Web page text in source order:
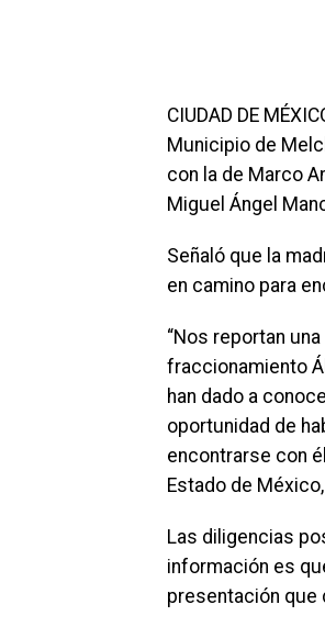
CIUDAD DE
Municipio de
con la de Marco
Miguel Ángel
Señaló que la
en camino para
“Nos reportan
fraccionamiento
han dado a
oportunidad de
encontrarse con
Estado de
Las diligencias
información es
presentación que